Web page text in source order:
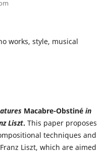
works, style, musical
Macabre-Obstinéin
Liszt. This paper proposes
techniques and
Liszt, which are aimed